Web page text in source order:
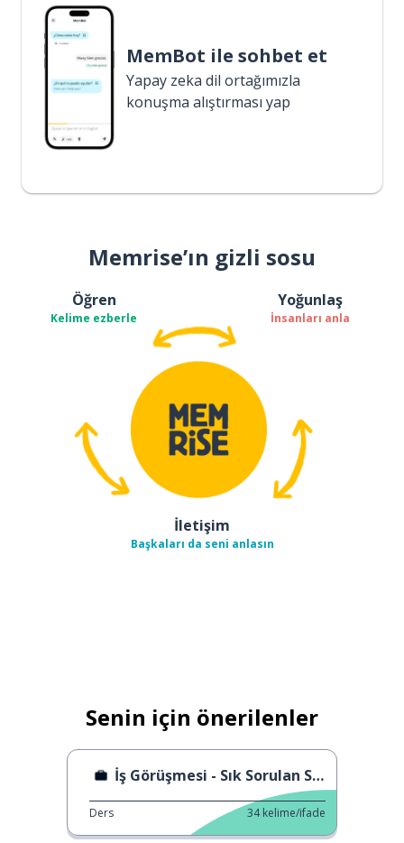
MemBot ile sohbet et
Yapay zeka dil ortağımızla
konuşma alıştırması yap
Memrise’ın gizli sosu
Öğren
Kelime ezberle
Yoğunlaş
İnsanları anla
İletişim
Başkaları da seni anlasın
Senin için önerilenler
İş Görüşmesi - Sık Sorulan Sorular
Ders 34 kelime/ifade